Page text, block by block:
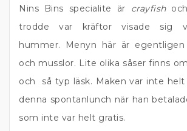
Nins Bins specialite är crayfish
trodde var kräftor visade sig
hummer. Menyn här är
och musslor. Lite olika såser finns
och så typ läsk. Maken var inte
denna spontanlunch när han
som inte var helt gratis.